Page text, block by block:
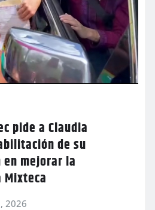
pide a Claudia
de su
mejorar la
2026